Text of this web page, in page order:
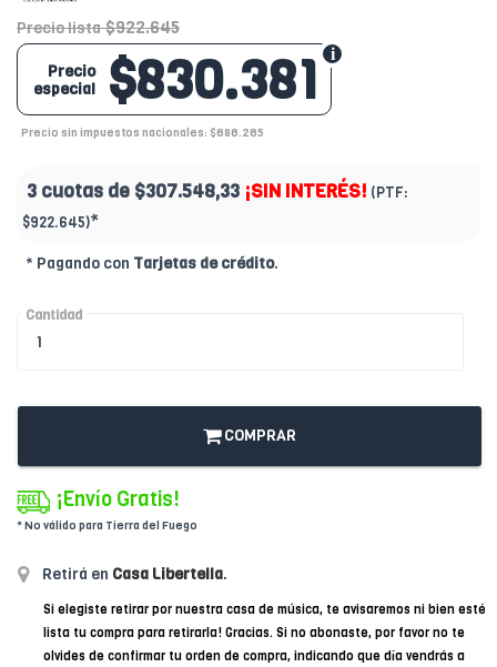
Precio lista $922.645
$830.381
Precio
especial
Precio sin impuestos nacionales: $686.265
3 cuotas de $307.548,33 ¡SIN INTERÉS! (PTF:
$922.645)*
* Pagando con Tarjetas de crédito.
Cantidad
COMPRAR
¡Envío Gratis!
* No válido para Tierra del Fuego
Retirá en Casa Libertella.
Si elegiste retirar por nuestra casa de música, te avisaremos ni bien esté
lista tu compra para retirarla! Gracias. Si no abonaste, por favor no te
olvides de confirmar tu orden de compra, indicando que día vendrás a